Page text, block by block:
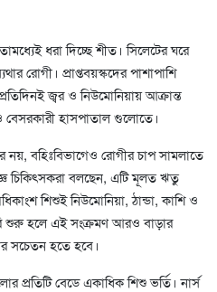
ধরা দিচ্ছে শীত। সিলেটের ঘরে
রোগী। প্রাপ্তবয়স্কদের পাশাপাশি
জ্বর ও নিউমোনিয়ায় আক্রান্ত
বেসরকারী হাসপাতাল গুলোতে।
বহিঃবিভাগেও রোগীর চাপ সামলাতে
চিকিৎসকরা বলছেন, এটি মূলত ঋতু
শিশুই নিউমোনিয়া, ঠান্ডা, কাশি ও
শুরু হলে এই সংক্রমণ আরও বাড়ার
সচেতন হতে হবে।
প্রতিটি বেডে একাধিক শিশু ভর্তি। নার্স